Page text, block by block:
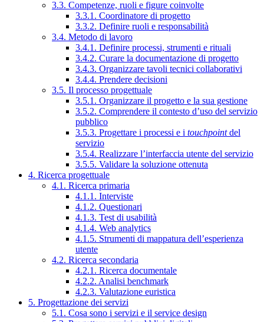
3.3. Competenze, ruoli e figure coinvolte
3.3.1. Coordinatore di progetto
3.3.2. Definire ruoli e responsabilità
3.4. Metodo di lavoro
3.4.1. Definire processi, strumenti e rituali
3.4.2. Curare la documentazione di progetto
3.4.3. Organizzare tavoli tecnici collaborativi
3.4.4. Prendere decisioni
3.5. Il processo progettuale
3.5.1. Organizzare il progetto e la sua gestione
3.5.2. Comprendere il contesto d’uso del servizio
pubblico
3.5.3. Progettare i processi e i touchpointdel
servizio
3.5.4. Realizzare l’interfaccia utente del servizio
3.5.5. Validare la soluzione ottenuta
4. Ricerca progettuale
4.1. Ricerca primaria
4.1.1. Interviste
4.1.2. Questionari
4.1.3. Test di usabilità
4.1.4. Web analytics
4.1.5. Strumenti di mappatura dell’esperienza
utente
4.2. Ricerca secondaria
4.2.1. Ricerca documentale
4.2.2. Analisi benchmark
4.2.3. Valutazione euristica
5. Progettazione dei servizi
5.1. Cosa sono i servizi e il service design